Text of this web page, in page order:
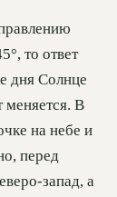
то ответ
дня Солнце
меняется. В
на небе и
перед
запад, а